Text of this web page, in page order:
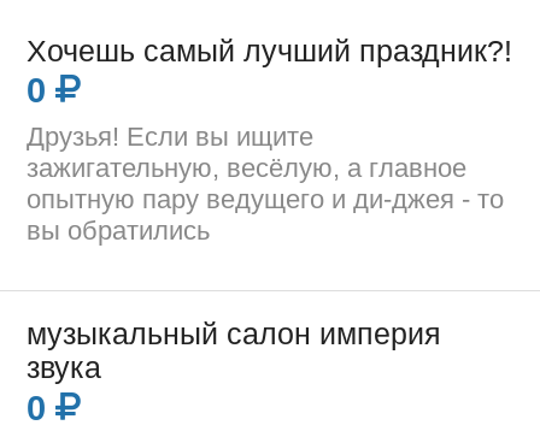
Хочешь самый лучший праздник?!
0
Друзья! Если вы ищите
зажигательную, весёлую, а главное
опытную пару ведущего и ди-джея - то
вы обратились
музыкальный салон империя
звука
0